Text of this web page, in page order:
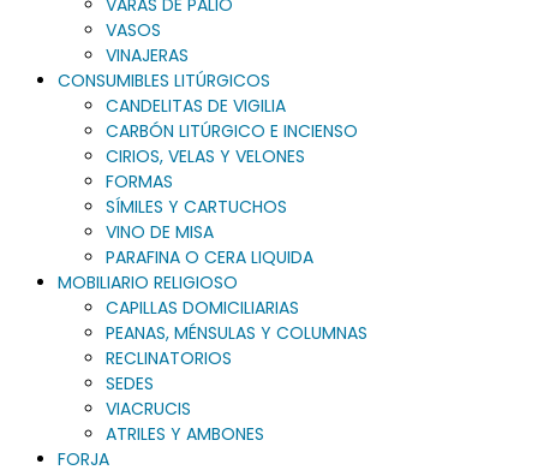
VARAS DE PALIO
VASOS
VINAJERAS
CONSUMIBLES LITÚRGICOS
CANDELITAS DE VIGILIA
CARBÓN LITÚRGICO E INCIENSO
CIRIOS, VELAS Y VELONES
FORMAS
SÍMILES Y CARTUCHOS
VINO DE MISA
PARAFINA O CERA LIQUIDA
MOBILIARIO RELIGIOSO
CAPILLAS DOMICILIARIAS
PEANAS, MÉNSULAS Y COLUMNAS
RECLINATORIOS
SEDES
VIACRUCIS
ATRILES Y AMBONES
FORJA